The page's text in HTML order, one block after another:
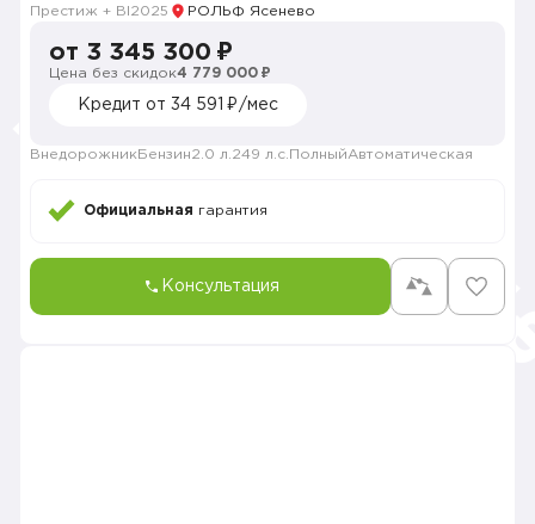
Престиж + Bl 2025 РОЛЬФ Ясенево
от 3 345 300 ₽
Цена без скидок4 779 000 ₽
Кредит от 34 591 ₽/мес
Внедорожник Бензин2.0 л. 249 л.с. ПолныйАвтоматическая
Официальная гарантия
Консультация